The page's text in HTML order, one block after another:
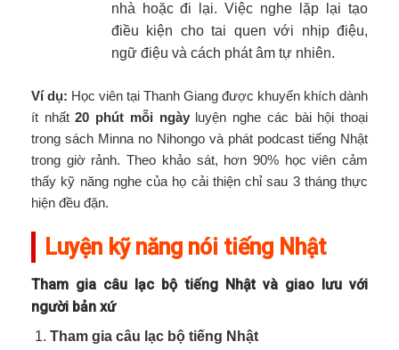
nhà hoặc đi lại. Việc nghe lặp lại tạo
điều kiện cho tai quen với nhịp điệu,
ngữ điệu và cách phát âm tự nhiên.
Ví dụ: Học viên tại Thanh Giang được khuyến khích dành
ít nhất20 phút mỗi ngàyluyện nghe các bài hội thoại
trong sách Minna no Nihongo và phát podcast tiếng Nhật
trong giờ rảnh. Theo khảo sát, hơn 90% học viên cảm
thấy kỹ năng nghe của họ cải thiện chỉ sau 3 tháng thực
hiện đều đặn.
Luyện kỹ năng nói tiếng Nhật
Tham gia câu lạc bộ tiếng Nhật và giao lưu với
người bản xứ
Tham gia câu lạc bộ tiếng Nhật